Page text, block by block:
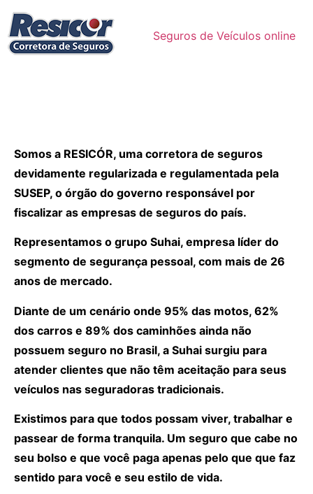
Seguros de Veículos online
Somos a RESICÓR, uma corretora de seguros
devidamente regularizada e regulamentada pela
SUSEP, o órgão do governo responsável por
fiscalizar as empresas de seguros do país.
Representamos o grupo Suhai, empresa líder do
segmento de segurança pessoal, com mais de 26
anos de mercado.
Diante de um cenário onde 95% das motos, 62%
dos carros e 89% dos caminhões ainda não
possuem seguro no Brasil, a Suhai surgiu para
atender clientes que não têm aceitação para seus
veículos nas seguradoras tradicionais.
Existimos para que todos possam viver, trabalhar e
passear de forma tranquila. Um seguro que cabe no
seu bolso e que você paga apenas pelo que que faz
sentido para você e seu estilo de vida.